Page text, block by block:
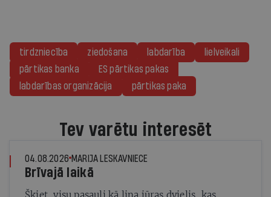
tirdzniecība ziedošana labdarība
lielveikali
pārtikas banka
ES pārtikas pakas
labdarības organizācija
pārtikas paka
Tev varētu interesēt
04.08.2026 MARIJA LESKAVNIECE
Brīvajā laikā
Šķiet, visu pasauli kā lina jūras dvielis, kas